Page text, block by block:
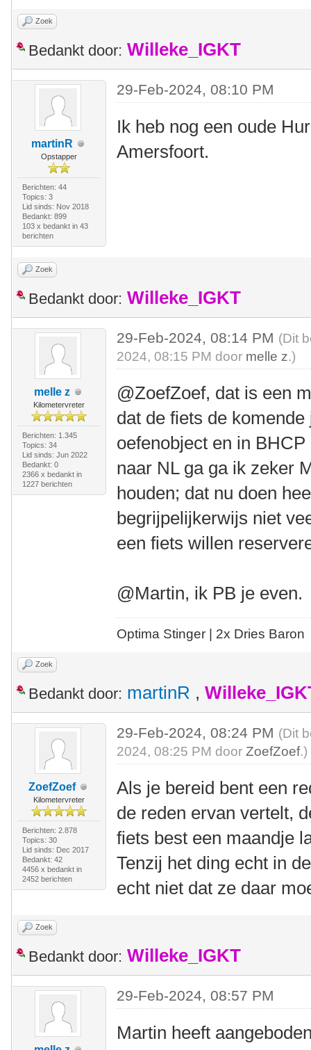
Zoek
Bedankt door: Willeke_IGKT
martinR
Opstapper
Berichten: 44
Topics: 3
Lid sinds: Nov 2018
Bedankt: 899
103 x bedankt in 43
berichten
29-Feb-2024, 08:10 PM
Ik heb nog een oude
Amersfoort.
Zoek
Bedankt door: Willeke_IGKT
melle z
Kilometervreter
Berichten: 1.345
Topics: 34
Lid sinds: Jun 2022
Bedankt: 0
2366 x bedankt in
1227 berichten
29-Feb-2024, 08:14 PM (Dit
2024, 08:15 PM door melle z.)
@ZoefZoef, dat is een
dat de fiets de
oefenobject en in
naar NL ga ga ik zeker
houden; dat nu doen
begrijpelijkerwijs niet
een fiets willen
@Martin, ik PB je even.
Optima Stinger | 2x Dries Baron
Zoek
Bedankt door: martinR ,
ZoefZoef
Kilometervreter
Berichten: 2.878
Topics: 30
Lid sinds: Dec 2017
Bedankt: 42
4456 x bedankt in
2452 berichten
29-Feb-2024, 08:24 PM (Dit
2024, 08:25 PM doorZoefZoef.)
Als je bereid bent een
de reden ervan vertelt,
fiets best een maandje
Tenzij het ding echt in
echt niet dat ze daar
Zoek
Bedankt door: Willeke_IGKT
29-Feb-2024, 08:57 PM
Martin heeft